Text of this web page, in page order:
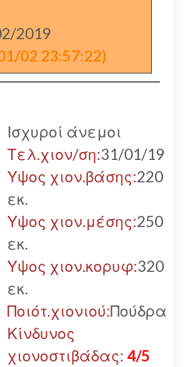
2019
02 23:57:22)
Ισχυροί άνεμοι
Τελ.χιον/ση:31/01/19
Υψος χιον.βάσης:220
εκ.
Υψος χιον.μέσης:250
εκ.
Υψος χιον.κορυφ:320
εκ.
Ποιότ.χιονιού:Πούδρα
Κίνδυνος
χιονοστιβάδας: 4/5